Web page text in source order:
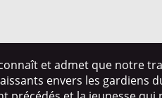
et admet que notre
envers les gardiens